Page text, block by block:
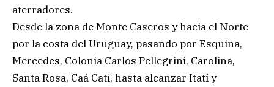
aterradores.
Desde la zona de Monte Caseros y hacia el Norte
por la costa del Uruguay, pasando por Esquina,
Mercedes, Colonia Carlos Pellegrini, Carolina,
Santa Rosa, Caá Catí, hasta alcanzar Itatí y